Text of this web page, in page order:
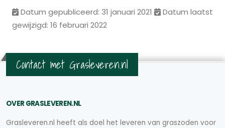
Datum gepubliceerd: 31 januari 2021
Datum laatst
gewijzigd: 16 februari 2022
Contact met Grasleveren.nl
OVER GRASLEVEREN.NL
Grasleveren.nl heeft als doel het leveren van graszoden voor